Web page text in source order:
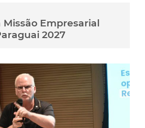
Empresarial
2027